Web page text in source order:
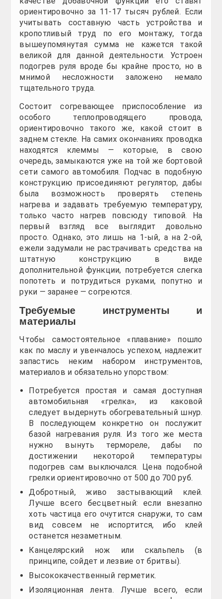
Для того, чтобы собственноручно соорудить
каждой конкретной модификации данное
Из приобретенной заблаговременно
Потом необходимо нарисовать контур.
дальше будет совершаться закладка
данный шнур полностью «покрыл» сам руль.
Если разметка выполнена, возьмите острый
Высококачественное покрытие выйдет, если
В участках перегибов и заломов шнура следует
Вслед за обмоткой руля нагревательным
шнур и канавки под него далеко не ощущались.
Всю конструкцию сверху обшиваете кожей
Вот и все, в принципе практически всё уже готово.
Подсоединение подогрева и
Первым делом необходимо заново
разобраться, всё элементарно: питание
Сейчас, когда уже установка подогрева руля
самую холодную зиму.
Необходимо отметить, что сегодня даже у самых
колесе. Однако подобный вопрос уже давно
приспособления. Зимой, к примеру, руки без
скоро подобная опция появится на
Установка подогрева руля (видео)